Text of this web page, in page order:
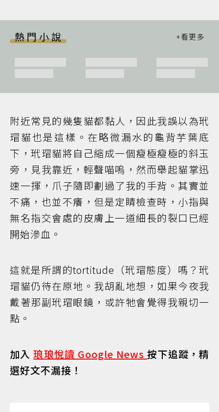
熱門小說
附近常見的幾隻貓都黏人，因此我誤以為玳
瑁貓也是這樣。在略微漏水的龜背芋葉底
下，玳瑁貓將自己縮成一個瘦極瘦極的斜玉
旁，見我靠近，輕聲喵嗚，然而舉起貓掌迅
速一揮，爪子隨即劃過了我的手背。其實並
不痛，也並不癢，但是定睛檢查時，小指與
無名指交會處的皮膚上一道細長的裂口已經
開始滲血。
這就是所謂的tortitude（玳瑁態度）嗎？玳
瑁貓仍待在原地。我胡亂地想，如果今夜我
戴著那副玳瑁眼鏡，或許牠會覺得我親切一
點。
加入琅琅悅讀 Google News按下追蹤，精
選好文不漏接！